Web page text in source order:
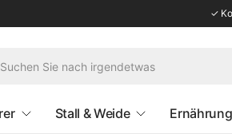
✓
Stall & Weide